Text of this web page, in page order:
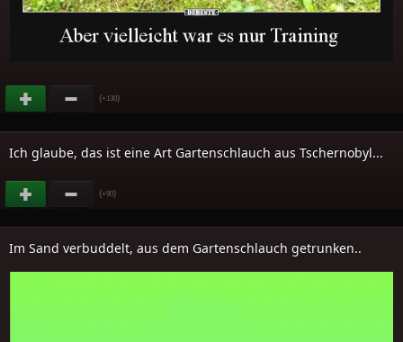
(+130)
Ich glaube, das ist eine Art Gartenschlauch aus Tschernobyl...
(+90)
Im Sand verbuddelt, aus dem Gartenschlauch getrunken..